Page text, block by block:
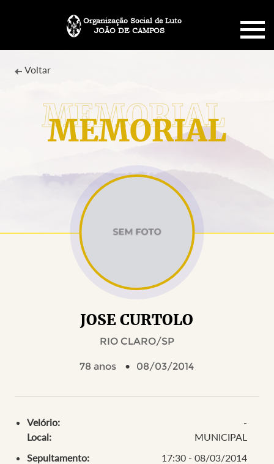
JOÃO DE CAMPOS
Organização Social de Luto
SOBRE NÓS
PLANO FUNERÁRIO
MENSAGENS
MEMORIAL
Voltar
JOSE CURTOLO
RIO CLARO/SP
78 anos 08/03/2014
Velório:
-
Local:
MUNICIPAL
Sepultamento:
17:30 - 08/03/2014